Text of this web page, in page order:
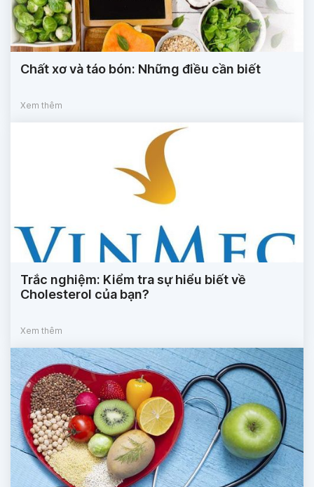
Chất xơ và táo bón: Những điều cần biết
Xem thêm
Trắc nghiệm: Kiểm tra sự hiểu biết về
Cholesterol của bạn?
Xem thêm